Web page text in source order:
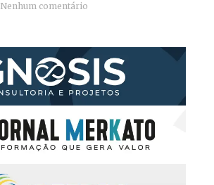
Nenhum comentário